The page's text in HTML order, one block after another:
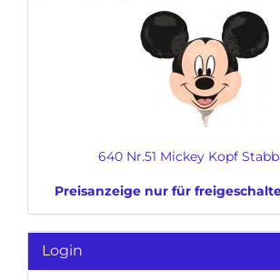
640 Nr.51 Mickey Kopf
Preisanzeige nur für
Login